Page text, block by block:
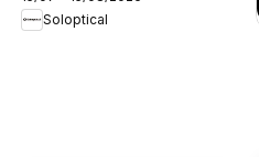
Soloptical